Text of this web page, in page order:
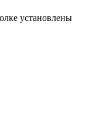
установлены